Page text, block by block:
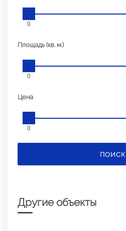
0
Площадь (кв. м.)
0
Цена
0
ПОИСК
Другие объекты